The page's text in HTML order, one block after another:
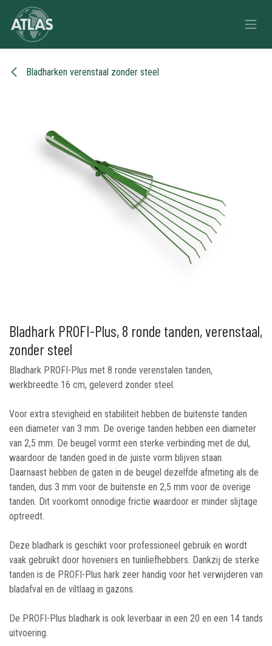
Overslaan naar inhoud
Bladharken verenstaal zonder steel
Bladhark PROFI-Plus, 8 ronde tanden, verenstaal,
zonder steel
Bladhark PROFI-Plus met 8 ronde verenstalen tanden,
werkbreedte 16 cm, geleverd zonder steel.
Voor extra stevigheid en stabiliteit hebben de buitenste tanden
een diameter van 3 mm. De overige tanden hebben een diameter
van 2,5 mm. De beugel vormt een sterke verbinding met de dul,
waardoor de tanden goed in de juiste vorm blijven staan.
Daarnaast hebben de gaten in de beugel dezelfde afmeting als de
tanden, dus 3 mm voor de buitenste en 2,5 mm voor de overige
tanden. Dit voorkomt onnodige frictie waardoor er minder slijtage
optreedt.
Deze bladhark is geschikt voor professioneel gebruik en wordt
vaak gebruikt door hoveniers en tuinliefhebbers. Dankzij de sterke
tanden is de PROFI-Plus hark zeer handig voor het verwijderen van
bladafval en de viltlaag in gazons.
De PROFI-Plus bladhark is ook leverbaar in een 20 en een 14 tands
uitvoering.